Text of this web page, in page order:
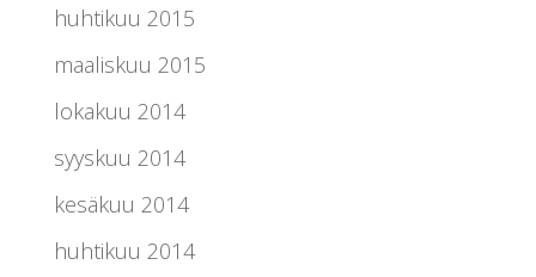
huhtikuu 2015
maaliskuu 2015
lokakuu 2014
syyskuu 2014
kesäkuu 2014
huhtikuu 2014